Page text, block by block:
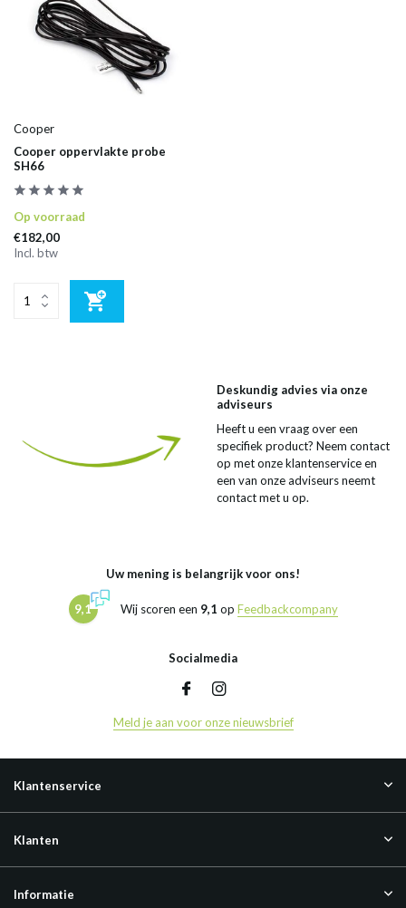
Cooper
Cooper oppervlakte probe
SH66
Op voorraad
€182,00
Incl. btw
Deskundig advies via onze
adviseurs
Heeft u een vraag over een
specifiek product? Neem contact
op met onze klantenservice en
een van onze adviseurs neemt
contact met u op.
Uw mening is belangrijk voor ons!
9,1 Wij scoren een 9,1 op Feedbackcompany
Socialmedia
Meld je aan voor onze nieuwsbrief
Klantenservice
Klanten
Informatie